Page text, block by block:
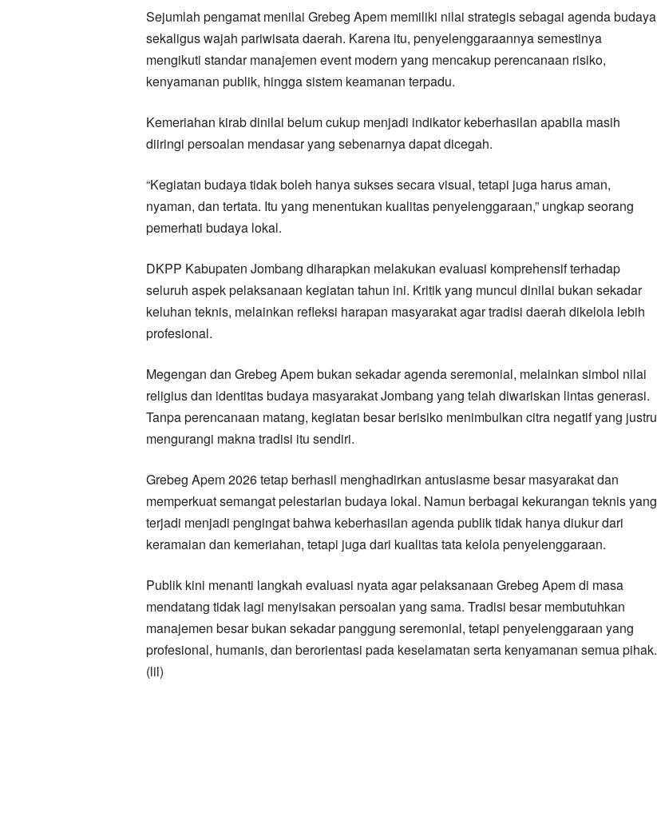
Sejumlah pengamat menilai Grebeg Apem memiliki nilai strategis sebagai agenda budaya
sekaligus wajah pariwisata daerah. Karena itu, penyelenggaraannya semestinya
mengikuti standar manajemen event modern yang mencakup perencanaan risiko,
kenyamanan publik, hingga sistem keamanan terpadu.
Kemeriahan kirab dinilai belum cukup menjadi indikator keberhasilan apabila masih
diiringi persoalan mendasar yang sebenarnya dapat dicegah.
“Kegiatan budaya tidak boleh hanya sukses secara visual, tetapi juga harus aman,
nyaman, dan tertata. Itu yang menentukan kualitas penyelenggaraan,” ungkap seorang
pemerhati budaya lokal.
DKPP Kabupaten Jombang diharapkan melakukan evaluasi komprehensif terhadap
seluruh aspek pelaksanaan kegiatan tahun ini. Kritik yang muncul dinilai bukan sekadar
keluhan teknis, melainkan refleksi harapan masyarakat agar tradisi daerah dikelola lebih
profesional.
Megengan dan Grebeg Apem bukan sekadar agenda seremonial, melainkan simbol nilai
religius dan identitas budaya masyarakat Jombang yang telah diwariskan lintas generasi.
Tanpa perencanaan matang, kegiatan besar berisiko menimbulkan citra negatif yang justru
mengurangi makna tradisi itu sendiri.
Grebeg Apem 2026 tetap berhasil menghadirkan antusiasme besar masyarakat dan
memperkuat semangat pelestarian budaya lokal. Namun berbagai kekurangan teknis yang
terjadi menjadi pengingat bahwa keberhasilan agenda publik tidak hanya diukur dari
keramaian dan kemeriahan, tetapi juga dari kualitas tata kelola penyelenggaraan.
Publik kini menanti langkah evaluasi nyata agar pelaksanaan Grebeg Apem di masa
mendatang tidak lagi menyisakan persoalan yang sama. Tradisi besar membutuhkan
manajemen besar bukan sekadar panggung seremonial, tetapi penyelenggaraan yang
profesional, humanis, dan berorientasi pada keselamatan serta kenyamanan semua pihak.
(lil)